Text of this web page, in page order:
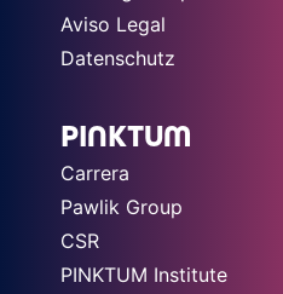
Aviso Legal
Datenschutz
PINKTUM
Carrera
Pawlik Group
CSR
PINKTUM Institute